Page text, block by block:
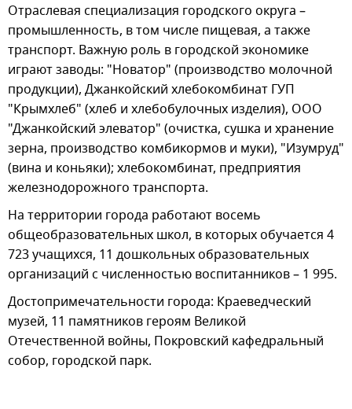
Отраслевая специализация городского округа –
промышленность, в том числе пищевая, а также
транспорт. Важную роль в городской экономике
играют заводы: "Новатор" (производство молочной
продукции), Джанкойский хлебокомбинат ГУП
"Крымхлеб" (хлеб и хлебобулочных изделия), ООО
"Джанкойский элеватор" (очистка, сушка и хранение
зерна, производство комбикормов и муки), "Изумруд"
(вина и коньяки); хлебокомбинат, предприятия
железнодорожного транспорта.
На территории города работают восемь
общеобразовательных школ, в которых обучается 4
723 учащихся, 11 дошкольных образовательных
организаций с численностью воспитанников – 1 995.
Достопримечательности города: Краеведческий
музей, 11 памятников героям Великой
Отечественной войны, Покровский кафедральный
собор, городской парк.